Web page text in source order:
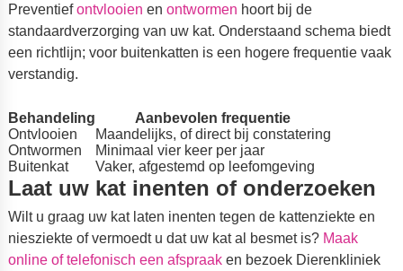
Preventiefontvlooien en ontwormen hoort bij de
standaardverzorging van uw kat. Onderstaand schema biedt
een richtlijn; voor buitenkatten is een hogere frequentie vaak
verstandig.
Behandeling
Aanbevolen frequentie
Ontvlooien
Maandelijks, of direct bij constatering
Ontwormen
Minimaal vier keer per jaar
Buitenkat
Vaker, afgestemd op leefomgeving
Laat uw kat inenten of onderzoeken
Wilt u graag uw kat laten inenten tegen de kattenziekte en
niesziekte of vermoedt u dat uw kat al besmet is? Maak
online of telefonisch een afspraaken bezoek Dierenkliniek